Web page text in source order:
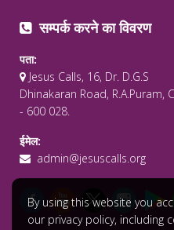
सम्पर्क करने का विवरण
पता:
Jesus Calls, 16, Dr. D.G.S
Dhinakaran Road, R.A.Puram,
- 600 028.
ईमेल:
admin@jesuscalls.org
By using this website you
our privacy policy, including